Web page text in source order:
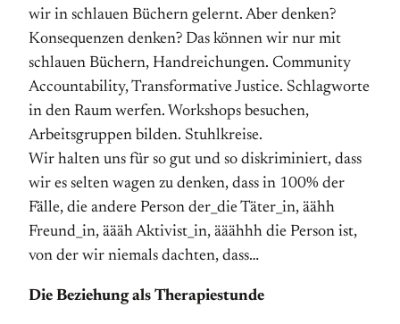
wir in schlauen Büchern gelernt. Aber denken?
Konsequenzen denken? Das können wir nur mit
schlauen Büchern, Handreichungen. Community
Accountability, Transformative Justice. Schlagworte
in den Raum werfen. Workshops besuchen,
Arbeitsgruppen bilden. Stuhlkreise.
Wir halten uns für so gut und so diskriminiert, dass
wir es selten wagen zu denken, dass in 100% der
Fälle, die andere Person der_die Täter_in, äähh
Freund_in, äääh Aktivist_in, ääähhh die Person ist,
von der wir niemals dachten, dass…
Die Beziehung als Therapiestunde